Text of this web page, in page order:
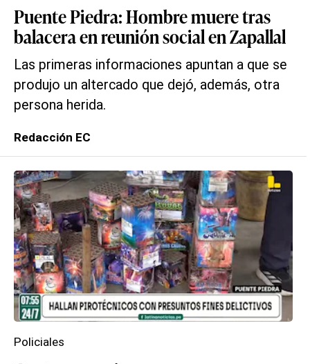
Puente Piedra: Hombre muere tras
balacera en reunión social en Zapallal
Las primeras informaciones apuntan a que se
produjo un altercado que dejó, además, otra
persona herida.
Redacción EC
Policiales